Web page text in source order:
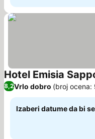
Hotel Emisia
8,2Vrlo dobro (broj ocena:
Izaberi datume da bi